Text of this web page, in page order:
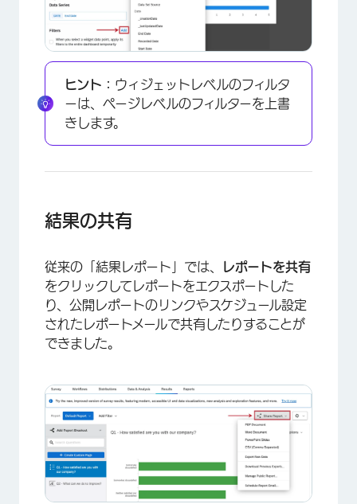
×
ヒント： ウィジェットレベルのフィルタ
ーは、ページレベルのフィルターを上書
きします。
結果の共有
従来の「結果レポート」では、
レポートを共有
をクリックしてレポートをエクスポートした
り、公開レポートのリンクやスケジュール設定
されたレポートメールで共有したりすることが
できました。